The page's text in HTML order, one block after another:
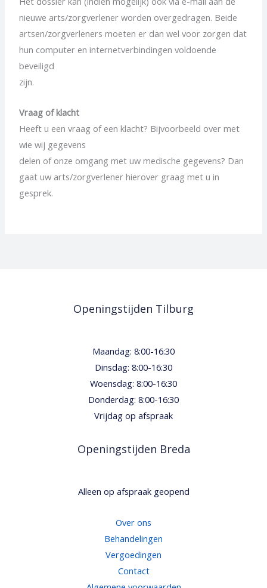
nieuwe arts/zorgverlener worden overgedragen. Beide
artsen/zorgverleners moeten er dan wel voor zorgen dat
hun computer en internetverbindingen voldoende
beveiligd
zijn.
Vraag of klacht
Heeft u een vraag of een klacht? Bijvoorbeeld over met
wie wij gegevens
delen of onze omgang met uw medische gegevens? Dan
gaat uw arts/zorgverlener hierover graag met u in
gesprek.
Openingstijden Tilburg
Maandag: 8:00-16:30
Dinsdag: 8:00-16:30
Woensdag: 8:00-16:30
Donderdag: 8:00-16:30
Vrijdag op afspraak
Openingstijden Breda
Alleen op afspraak geopend
Over ons
Behandelingen
Vergoedingen
Contact